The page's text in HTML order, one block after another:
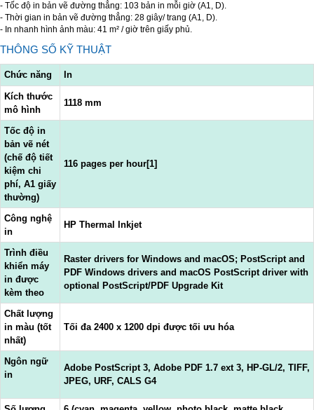
- Tốc độ in bản vẽ đường thẳng: 103 bản in mỗi giờ (A1, D).
- Thời gian in bản vẽ đường thẳng: 28 giây/ trang (A1, D).
- In nhanh hình ảnh màu: 41 m² / giờ trên giấy phủ.
THÔNG SỐ KỸ THUẬT
Chức năng In
Kích thước
mô hình
1118 mm
Tốc độ in
bản vẽ nét
(chế độ tiết
kiệm chi
phí, A1 giấy
thường)
116 pages per hour[1]
Công nghệ
in
HP Thermal Inkjet
Trình điều
khiển máy
in được
kèm theo
Raster drivers for Windows and macOS; PostScript and
PDF Windows drivers and macOS PostScript driver with
optional PostScript/PDF Upgrade Kit
Chất lượng
in màu (tốt
nhất)
Tối đa 2400 x 1200 dpi được tối ưu hóa
Ngôn ngữ
in
Adobe PostScript 3, Adobe PDF 1.7 ext 3, HP-GL/2, TIFF,
JPEG, URF, CALS G4